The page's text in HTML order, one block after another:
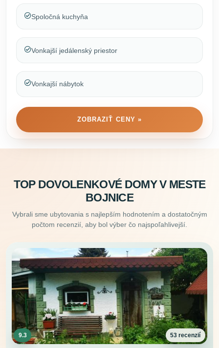
Spoločná kuchyňa
Vonkajší jedálenský priestor
Vonkajší nábytok
ZOBRAZIŤ CENY »
TOP DOVOLENKOVÉ DOMY V MESTE
BOJNICE
Vybrali sme ubytovania s najlepším hodnotením a dostatočným
počtom recenzií, aby bol výber čo najspoľahlivejší.
9.3 53 recenzií